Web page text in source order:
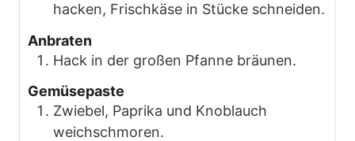
hacken, Frischkäse in Stücke schneiden.
Anbraten
Hack in der großen Pfanne bräunen.
Gemüsepaste
Zwiebel, Paprika und Knoblauch
weichschmoren.